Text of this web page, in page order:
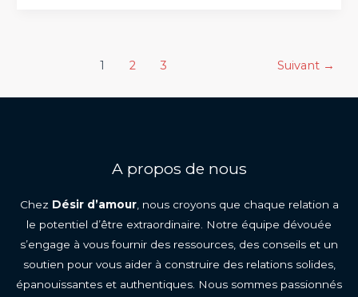
de
couple
1 2 3 Suivant →
A propos de nous
Chez Désir d’amour, nous croyons que chaque relation a
le potentiel d’être extraordinaire. Notre équipe dévouée
s’engage à vous fournir des ressources, des conseils et un
soutien pour vous aider à construire des relations solides,
épanouissantes et authentiques. Nous sommes passionnés